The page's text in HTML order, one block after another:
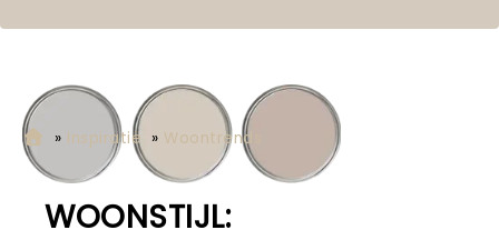
» Inspiratie » Woontrends
WOONSTIJL: